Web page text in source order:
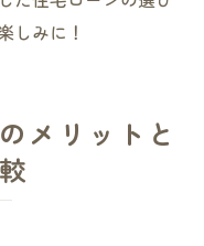
しみに！
メリットと